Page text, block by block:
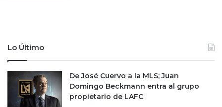
Lo Último
De José Cuervo a la MLS; Juan
Domingo Beckmann entra al grupo
propietario de LAFC